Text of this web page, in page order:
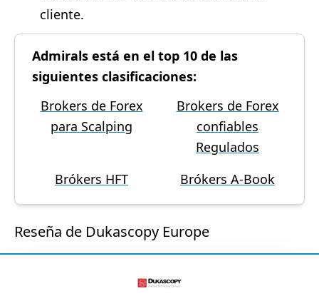
cliente.
Admirals está en el top 10 de las
siguientes clasificaciones:
Brokers de Forex
para Scalping
Brokers de Forex
confiables
Regulados
Brókers HFT
Brókers A-Book
Reseña de Dukascopy Europe